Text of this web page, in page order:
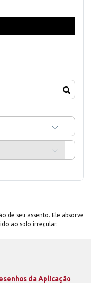
de seu assento. Ele absorve
ao solo irregular.
da Aplicação